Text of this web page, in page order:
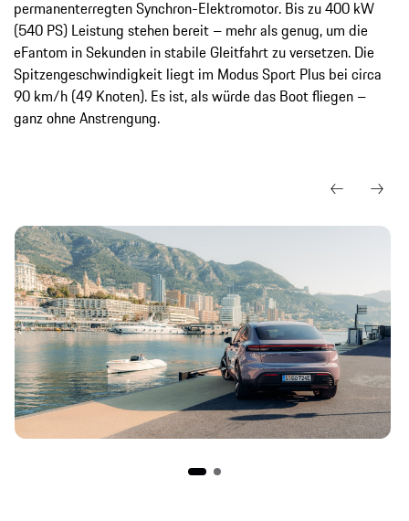
permanenterregten Synchron-Elektromotor. Bis zu 400 kW
(540 PS) Leistung stehen bereit – mehr als genug, um die
eFantom in Sekunden in stabile Gleitfahrt zu versetzen. Die
Spitzengeschwindigkeit liegt im Modus Sport Plus bei circa
90 km/h (49 Knoten). Es ist, als würde das Boot fliegen –
ganz ohne Anstrengung.